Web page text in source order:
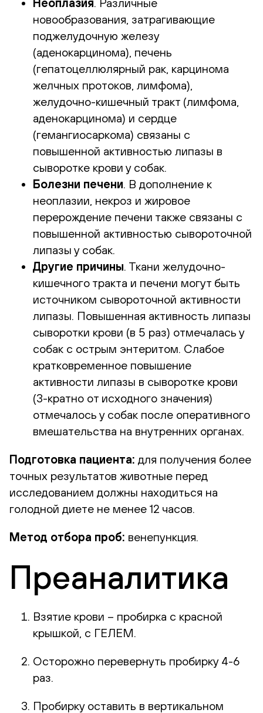
новообразования, затрагивающие
поджелудочную железу
(аденокарцинома), печень
(гепатоцеллюлярный рак, карцинома
желчных протоков, лимфома),
желудочно-кишечный тракт (лимфома,
аденокарцинома) и сердце
(гемангиосаркома) связаны с
повышенной активностью липазы в
сыворотке крови у собак.
Болезни печени. В дополнение к
неоплазии, некроз и жировое
перерождение печени также связаны с
повышенной активностью сывороточной
липазы у собак.
Другие причины. Ткани желудочно-
кишечного тракта и печени могут быть
источником сывороточной активности
липазы. Повышенная активность липазы
сыворотки крови (в 5 раз) отмечалась у
собак с острым энтеритом. Слабое
кратковременное повышение
активности липазы в сыворотке крови
(3-кратно от исходного значения)
отмечалось у собак после оперативного
вмешательства на внутренних органах.
Подготовка пациента: для получения более
точных результатов животные перед
исследованием должны находиться на
голодной диете не менее 12 часов.
Метод отбора проб: венепункция.
Преаналитика
Взятие крови – пробирка с красной
крышкой, с ГЕЛЕМ.
Осторожно перевернуть пробирку 4-6
раз.
Пробирку оставить в вертикальном